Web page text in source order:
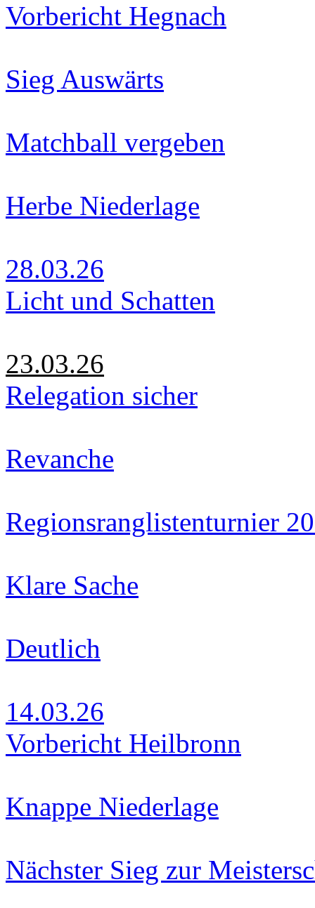
Vorbericht Hegnach
Sieg Auswärts
Matchball vergeben
Herbe Niederlage
28.03.26
Licht und Schatten
23.03.26
Relegation sicher
Revanche
Regionsranglistenturnier
Klare Sache
Deutlich
14.03.26
Vorbericht Heilbronn
Knappe Niederlage
Nächster Sieg zur